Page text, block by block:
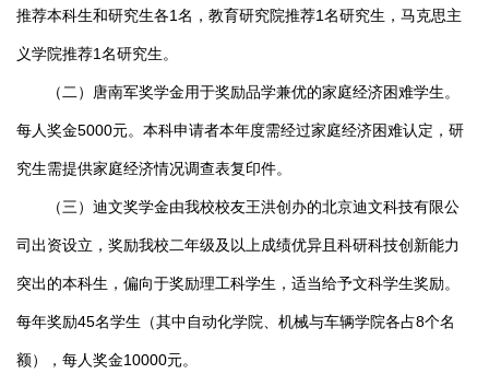
推荐本科生和研究生各1名，教育研究院推荐1名研究生，马克思主
义学院推荐1名研究生。
（二）唐南军奖学金用于奖励品学兼优的家庭经济困难学生。
每人奖金5000元。本科申请者本年度需经过家庭经济困难认定，研
究生需提供家庭经济情况调查表复印件。
（三）迪文奖学金由我校校友王洪创办的北京迪文科技有限公
司出资设立，奖励我校二年级及以上成绩优异且科研科技创新能力
突出的本科生，偏向于奖励理工科学生，适当给予文科学生奖励。
每年奖励45名学生（其中自动化学院、机械与车辆学院各占8个名
额），每人奖金10000元。